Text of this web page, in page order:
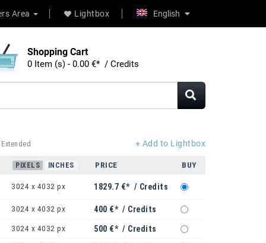
Area Lightbox English
Shopping Cart
0 Item (s) - 0.00 €* / Credits
+ Add to Lightbox
PIXELS INCHES PRICE BUY
3024 x 4032 px 1829.7 €* / Credits
3024 x 4032 px 400 €* / Credits
3024 x 4032 px 500 €* / Credits